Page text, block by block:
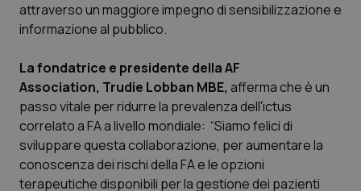
Calabria
Campania
Emilia-Romagna
Friuli Venezia Giulia
Asma & BPCO
Car-T
Colesterolo & coronaropatie
Dermatite Atopica
attraverso un maggiore impegno di sensibilizzazione e
informazione al pubblico.
La fondatrice e presidente della AF
Association, Trudie Lobban MBE, afferma che è un
passo vitale per ridurre la prevalenza dell'ictus
correlato a FA a livello mondiale: “Siamo felici di
sviluppare questa collaborazione, per aumentare la
conoscenza dei rischi della FA e le opzioni
terapeutiche disponibili per la gestione dei pazienti